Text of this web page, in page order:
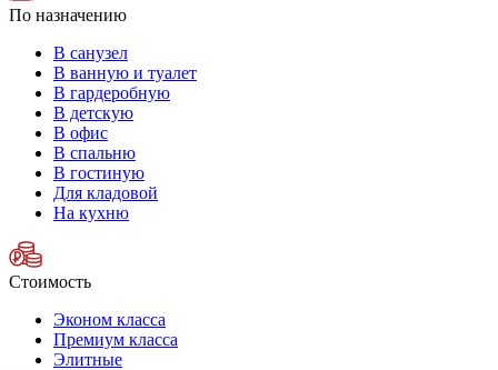
По назначению
В санузел
В ванную и туалет
В гардеробную
В детскую
В офис
В спальню
В гостиную
Для кладовой
На кухню
Стоимость
Эконом класса
Премиум класса
Элитные